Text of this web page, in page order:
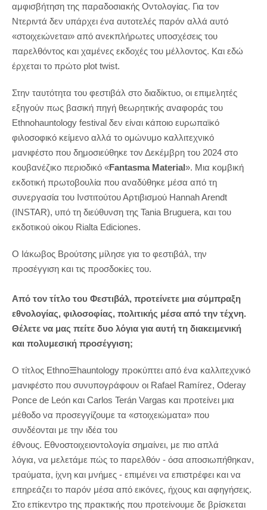
αμφισβήτηση της παραδοσιακής Οντολογίας. Για τον
Ντεριντά δεν υπάρχει ένα αυτοτελές παρόν αλλά αυτό
«στοιχειώνεται» από ανεκπλήρωτες υποσχέσεις του
παρελθόντος και χαμένες εκδοχές του μέλλοντος. Και εδώ
έρχεται το πρώτο plot twist.
Στην ταυτότητα του φεστιβάλ στο διαδίκτυο, οι επιμελητές
εξηγούν πως βασική πηγή θεωρητικής αναφοράς του
Ethnohauntology festival δεν είναι κάπoιο ευρωπαϊκό
φιλοσοφικό κείμενο αλλά το ομώνυμο καλλιτεχνικό
μανιφέστο που δημοσιεύθηκε τον Δεκέμβρη του 2024 στο
κουβανέζικο περιοδικό «Fantasma Material». Μια κομβική
εκδοτική πρωτοβουλία που αναδύθηκε μέσα από τη
συνεργασία του Ινστιτούτου Αρτιβισμού Hannah Arendt
(INSTAR), υπό τη διεύθυνση της Tania Bruguera, και του
εκδοτικού οίκου Rialta Ediciones.
Ο Ιάκωβος Βρούτσης μίλησε για το φεστιβάλ, την
προσέγγιση και τις προσδοκίες του.
Από τον τίτλο του Φεστιβάλ, προτείνετε μια σύμπραξη
εθνολογίας, φιλοσοφίας, πολιτικής μέσα από την τέχνη.
Θέλετε να μας πείτε δυο λόγια για αυτή τη διακειμενική
και πολυμεσική προσέγγιση;
Ο τίτλος Ethno☰hauntology προκύπτει από ένα καλλιτεχνικό
μανιφέστο που συνυπογράφουν οι Rafael Ramírez, Oderay
Ponce de León και Carlos Terán Vargas και προτείνει μια
μέθοδο να προσεγγίζουμε τα «στοιχειώματα» που
συνδέονται με την ιδέα του
έθνους. Εθνοστοιχειοντολογία σημαίνει, με πιο απλά
λόγια, να μελετάμε πώς το παρελθόν - όσα αποσιωπήθηκαν,
τραύματα, ίχνη και μνήμες - επιμένει να επιστρέφει και να
επηρεάζει το παρόν μέσα από εικόνες, ήχους και αφηγήσεις.
Στο επίκεντρο της πρακτικής που προτείνουμε δε βρίσκεται